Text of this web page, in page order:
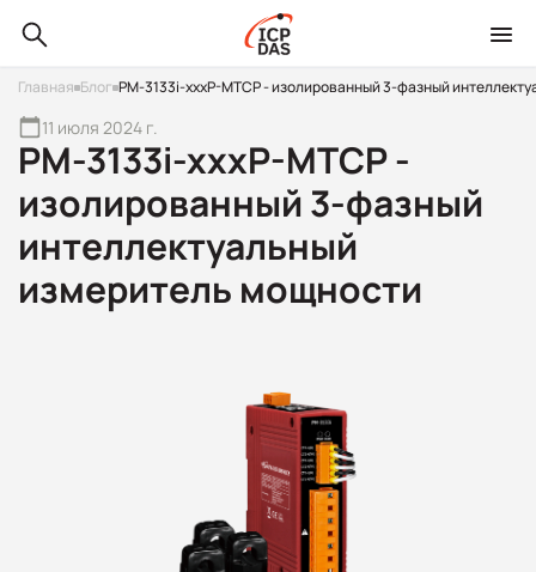
Главная Блог PM-3133i-xxxP-MTCP - изолированный 3-фазный
PM-3133i-xxxP-MTCP -
изолированный 3-фазный
интеллектуальный
измеритель мощности
11 июля 2024 г.